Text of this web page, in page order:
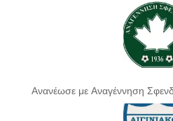
Ανανέωσε με Αναγέννηση